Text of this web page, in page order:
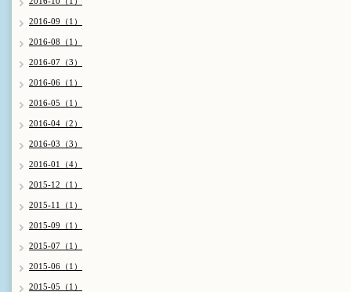
2016-09（1）
2016-08（1）
2016-07（3）
2016-06（1）
2016-05（1）
2016-04（2）
2016-03（3）
2016-01（4）
2015-12（1）
2015-11（1）
2015-09（1）
2015-07（1）
2015-06（1）
2015-05（1）